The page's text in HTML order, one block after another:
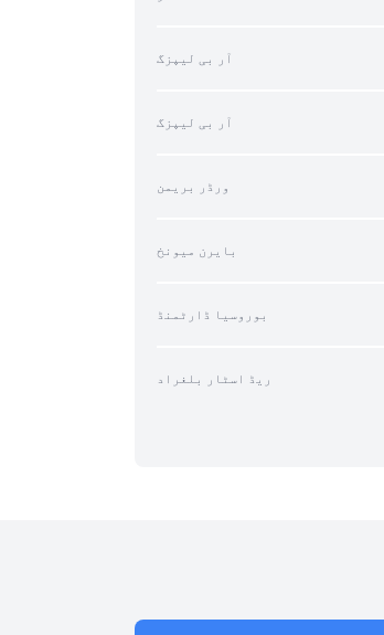
آر بی لیپزگ
آر بی لیپزگ
ورڈر بریمن
بایرن میونخ
بوروسیا ڈارٹمنڈ
ریڈ اسٹار بلغراد